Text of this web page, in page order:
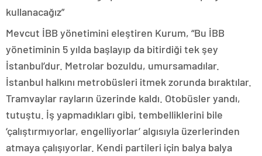
kullanacağız”
Mevcut İBB yönetimini eleştiren Kurum, “Bu İBB
yönetiminin 5 yılda başlayıp da bitirdiği tek şey
İstanbul’dur. Metrolar bozuldu, umursamadılar.
İstanbul halkını metrobüsleri itmek zorunda bıraktılar.
Tramvaylar rayların üzerinde kaldı. Otobüsler yandı,
tutuştu. İş yapmadıkları gibi, tembelliklerini bile
‘çalıştırmıyorlar, engelliyorlar’ algısıyla üzerlerinden
atmaya çalışıyorlar. Kendi partileri için balya balya